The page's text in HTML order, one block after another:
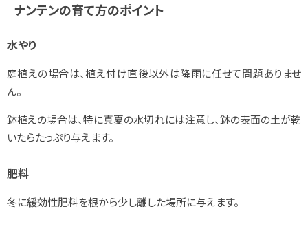
ナンテンの育て方のポイント
水やり
庭植えの場合は、植え付け直後以外は降雨に任せて問題ありませ
ん。
鉢植えの場合は、特に真夏の水切れには注意し、鉢の表面の土が乾
いたらたっぷり与えます。
肥料
冬に緩効性肥料を根から少し離した場所に与えます。